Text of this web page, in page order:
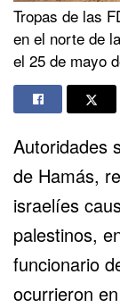
Tropas de las
en el norte de
el 25 de mayo
Autoridades
de Hamás,
israelíes
palestinos,
funcionario
ocurrieron